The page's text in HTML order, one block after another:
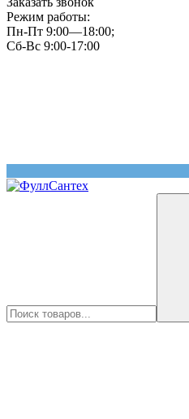
Режим работы:
Пн-Пт 9:00—18:00;
Сб-Вс 9:00-17:00